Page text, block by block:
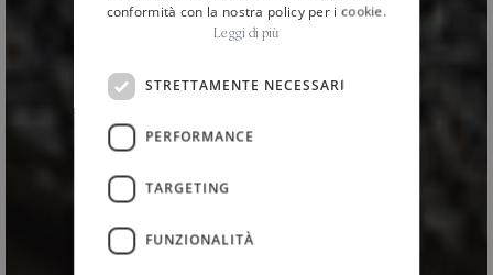
HOME /
Eruzione 1614
Pinot Nero
conformità con la nostra policy per i cookie.
Leggi di più
STRETTAMENTE NECESSARI
PERFORMANCE
TARGETING
FUNZIONALITÀ